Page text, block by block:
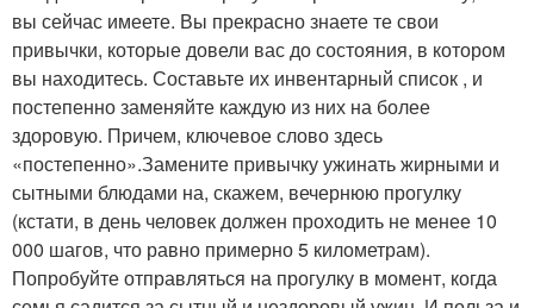
вы сейчас имеете. Вы прекрасно знаете те свои
привычки, которые довели вас до состояния, в котором
вы находитесь. Составьте их инвентарный список , и
постепенно заменяйте каждую из них на более
здоровую. Причем, ключевое слово здесь
«постепенно».Замените привычку ужинать жирными и
сытными блюдами на, скажем, вечернюю прогулку
(кстати, в день человек должен проходить не менее 10
000 шагов, что равно примерно 5 километрам).
Попробуйте отправляться на прогулку в момент, когда